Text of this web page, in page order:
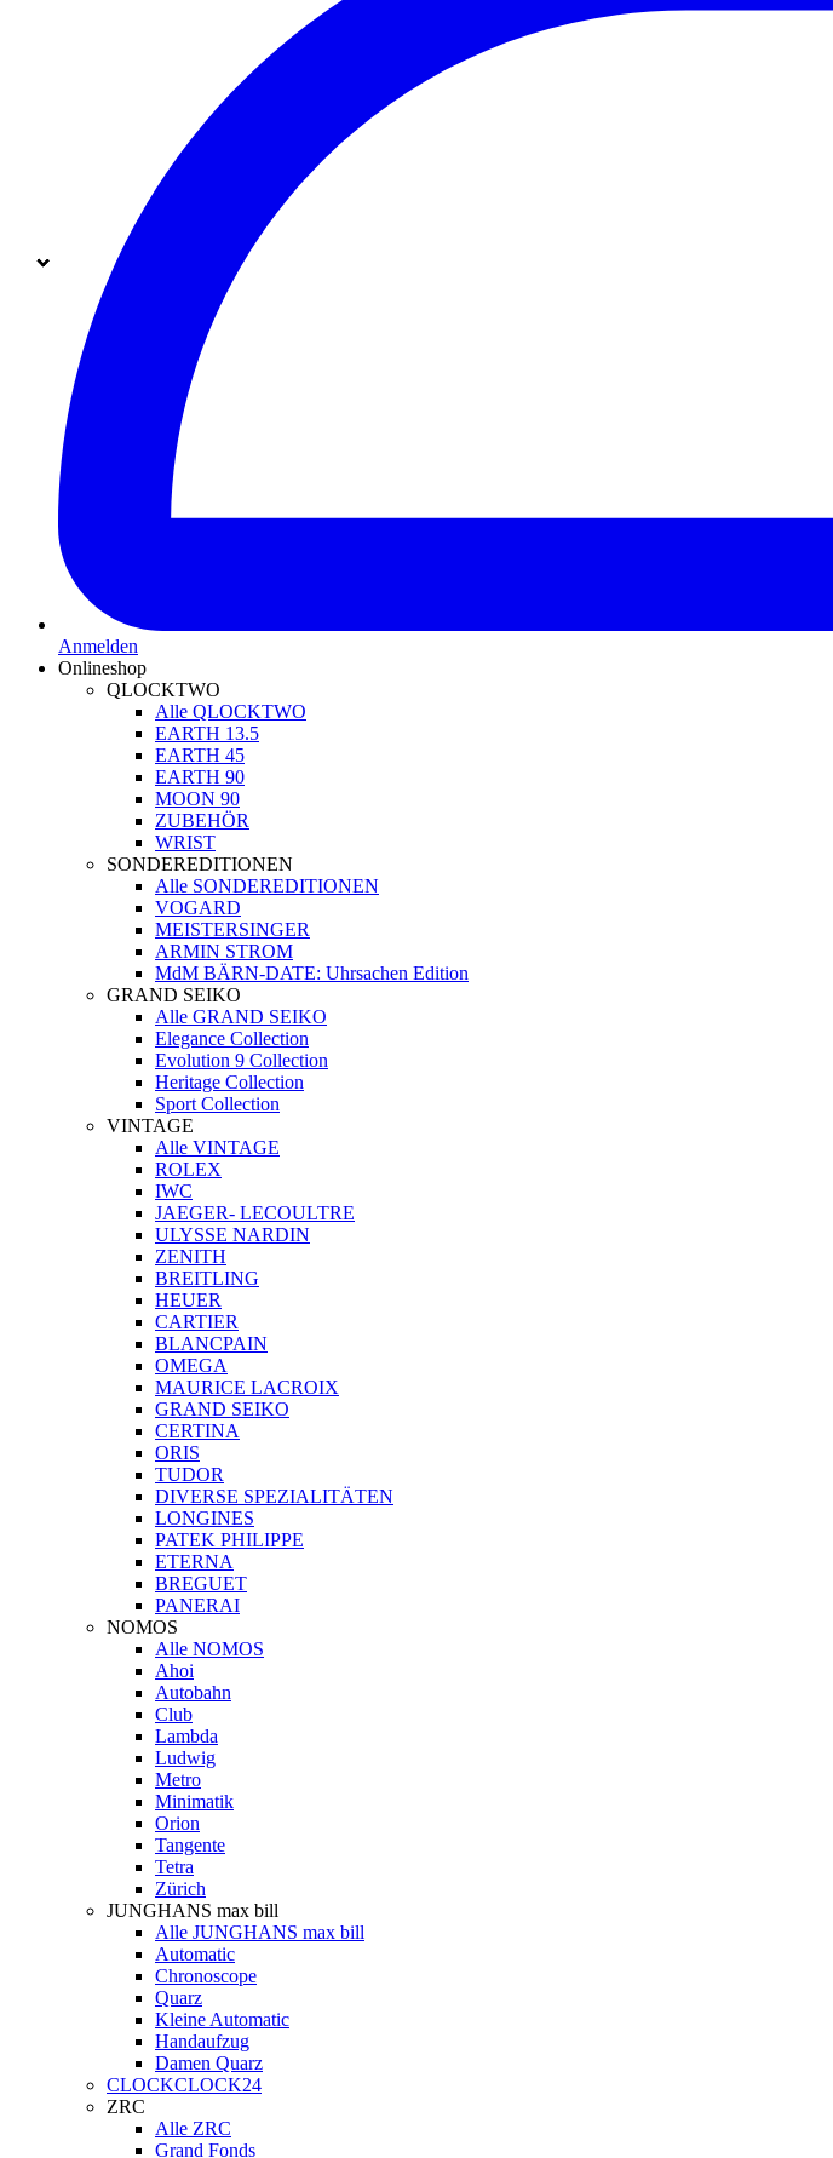
Anmelden
Onlineshop
QLOCKTWO
Alle QLOCKTWO
EARTH 13.5
EARTH 45
EARTH 90
MOON 90
ZUBEHÖR
WRIST
SONDEREDITIONEN
Alle SONDEREDITIONEN
VOGARD
MEISTERSINGER
ARMIN STROM
MdM BÄRN-DATE: Uhrsachen Edition
GRAND SEIKO
Alle GRAND SEIKO
Elegance Collection
Evolution 9 Collection
Heritage Collection
Sport Collection
VINTAGE
Alle VINTAGE
ROLEX
IWC
JAEGER- LECOULTRE
ULYSSE NARDIN
ZENITH
BREITLING
HEUER
CARTIER
BLANCPAIN
OMEGA
MAURICE LACROIX
GRAND SEIKO
CERTINA
ORIS
TUDOR
DIVERSE SPEZIALITÄTEN
LONGINES
PATEK PHILIPPE
ETERNA
BREGUET
PANERAI
NOMOS
Alle NOMOS
Ahoi
Autobahn
Club
Lambda
Ludwig
Metro
Minimatik
Orion
Tangente
Tetra
Zürich
JUNGHANS max bill
Alle JUNGHANS max bill
Automatic
Chronoscope
Quarz
Kleine Automatic
Handaufzug
Damen Quarz
CLOCKCLOCK24
ZRC
Alle ZRC
Grand Fonds